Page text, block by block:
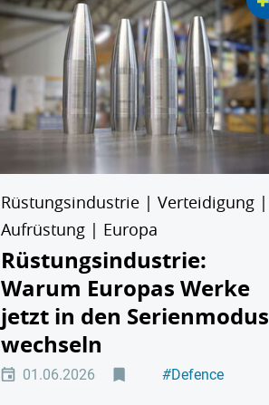
Rüstungsindustrie | Verteidigung |
Aufrüstung | Europa
Rüstungsindustrie:
Warum Europas Werke
jetzt in den Serienmodus
wechseln
01.06.2026 #Defence